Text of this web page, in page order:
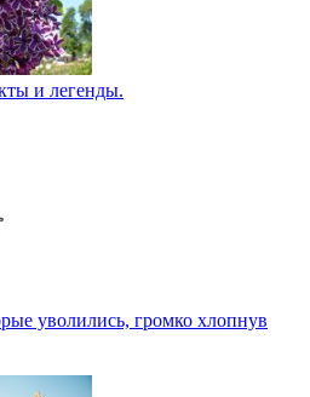
и легенды.
уволились, громко хлопнув